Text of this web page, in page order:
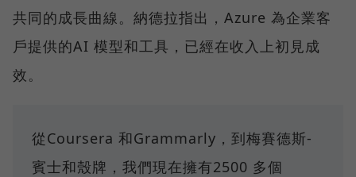
共同的成長曲線。納德拉指出，Azure 為企業客
戶提供的AI 模型和工具，已經在收入上初見成
效。
從Coursera 和Grammarly，到梅賽德斯-
賓士和殼牌，我們現在擁有2500 多個